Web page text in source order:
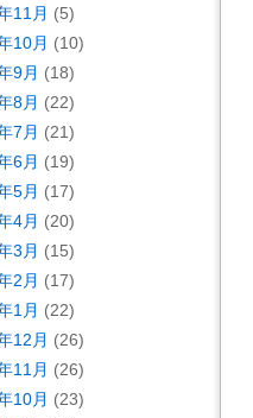
11月 (5)
10月 (10)
9月 (18)
8月 (22)
7月 (21)
6月 (19)
5月 (17)
4月 (20)
3月 (15)
2月 (17)
1月 (22)
12月 (26)
11月 (26)
10月 (23)